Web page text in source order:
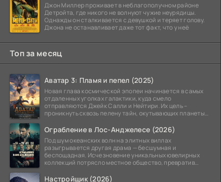
Джон Миллер проживает в неблагополучном районе
Детройта, где никого не волнуют чужие неурядицы.
Однажды он сталкивается с девушкой и теряет голову.
Джона не останавливает даже тот факт, что у неё
Топ за месяц
Аватар 3: Пламя и пепел (2025)
Новая глава космической эпопеи начинается в самых
отдаленных уголках галактики, куда смело
отправляются Джейк Салли и Нейтири. Их цель –
проникнуть сквозь пелену тайн, окутывающих планеты
Ограбление в Лос-Анджелесе (2026)
Под шум океанских волн на элитных виллах
разыгрывается другая драма — бесшумная и
беспощадная. Исчезновение уникальных ювелирных
коллекций потрясло местное общество, превратив
Настройщик (2026)